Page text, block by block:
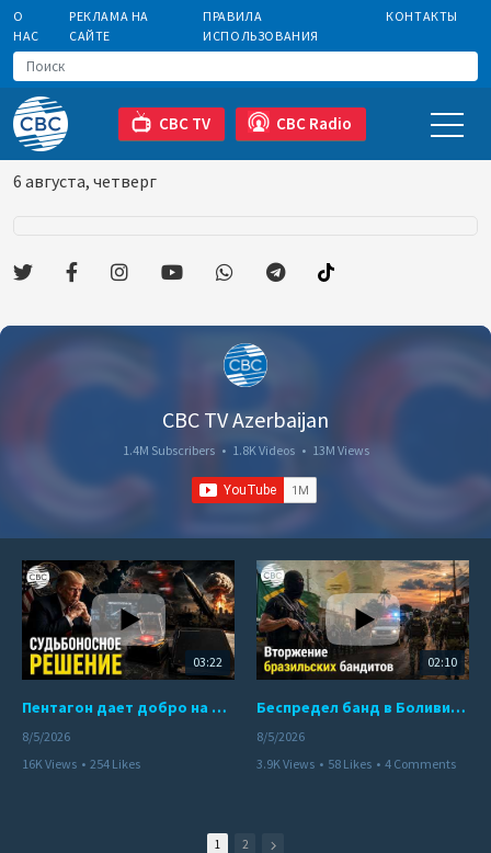
О
НАС
РЕКЛАМА НА
САЙТЕ
ПРАВИЛА
ИСПОЛЬЗОВАНИЯ
КОНТАКТЫ
CBC TV CBC Radio
6 августа, четверг
CBC TV Azerbaijan
1.4M Subscribers • 1.8K Videos • 13M Views
03:22
Пентагон дает добро на ядерный удар по противникам США
8/5/2026
16K Views • 254 Likes
02:10
Беспредел банд в Боливии. Расправы над наркоторговцами
8/5/2026
3.9K Views • 58 Likes • 4 Comments
1 2